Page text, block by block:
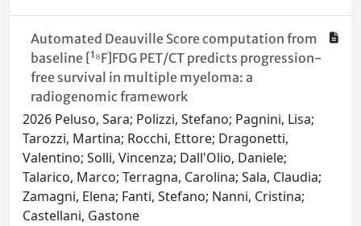
Automated Deauville Score computation from
baseline [¹⁸F]FDG PET/CT predicts progression-
free survival in multiple myeloma: a
radiogenomic framework
2026 Peluso, Sara; Polizzi, Stefano; Pagnini, Lisa;
Tarozzi, Martina; Rocchi, Ettore; Dragonetti,
Valentino; Solli, Vincenza; Dall'Olio, Daniele;
Talarico, Marco; Terragna, Carolina; Sala, Claudia;
Zamagni, Elena; Fanti, Stefano; Nanni, Cristina;
Castellani, Gastone